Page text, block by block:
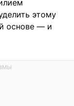
этому
основе — и